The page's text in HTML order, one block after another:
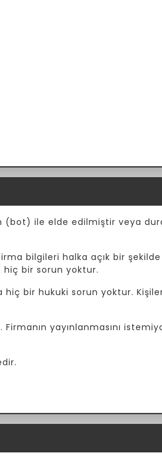
(bot) ile elde edilmiştir veya
bilgileri halka açık bir
hiç bir sorun yoktur.
hiç bir hukuki sorun yoktur.
yayınlanmasını